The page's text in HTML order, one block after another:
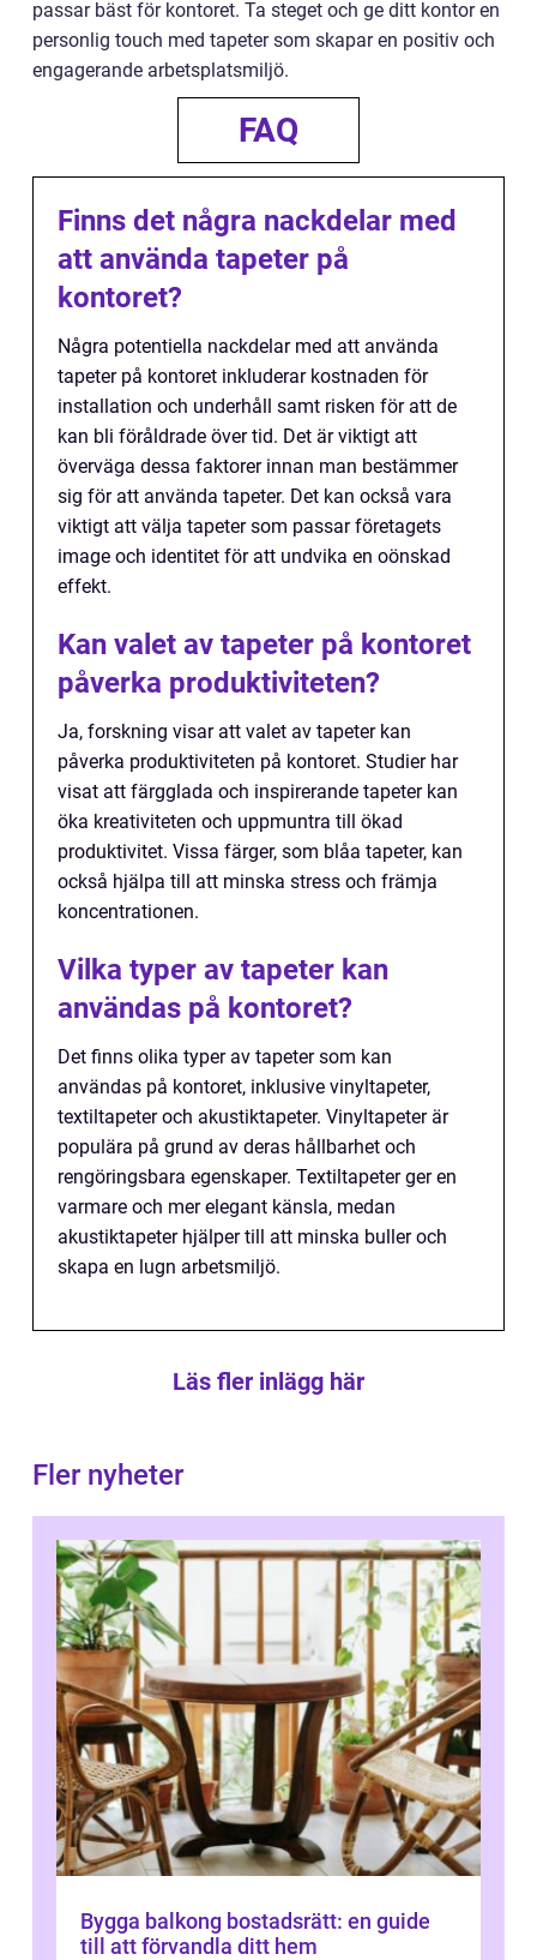
passar bäst för kontoret. Ta steget och ge ditt kontor en
personlig touch med tapeter som skapar en positiv och
engagerande arbetsplatsmiljö.
FAQ
Finns det några nackdelar med
att använda tapeter på
kontoret?
Några potentiella nackdelar med att använda
tapeter på kontoret inkluderar kostnaden för
installation och underhåll samt risken för att de
kan bli föråldrade över tid. Det är viktigt att
överväga dessa faktorer innan man bestämmer
sig för att använda tapeter. Det kan också vara
viktigt att välja tapeter som passar företagets
image och identitet för att undvika en oönskad
effekt.
Kan valet av tapeter på kontoret
påverka produktiviteten?
Ja, forskning visar att valet av tapeter kan
påverka produktiviteten på kontoret. Studier har
visat att färgglada och inspirerande tapeter kan
öka kreativiteten och uppmuntra till ökad
produktivitet. Vissa färger, som blåa tapeter, kan
också hjälpa till att minska stress och främja
koncentrationen.
Vilka typer av tapeter kan
användas på kontoret?
Det finns olika typer av tapeter som kan
användas på kontoret, inklusive vinyltapeter,
textiltapeter och akustiktapeter. Vinyltapeter är
populära på grund av deras hållbarhet och
rengöringsbara egenskaper. Textiltapeter ger en
varmare och mer elegant känsla, medan
akustiktapeter hjälper till att minska buller och
skapa en lugn arbetsmiljö.
Läs fler inlägg här
Fler nyheter
Bygga balkong bostadsrätt: en guide
till att förvandla ditt hem